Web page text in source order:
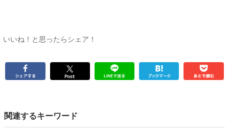
いいね！と思ったらシェア！
関連するキーワード